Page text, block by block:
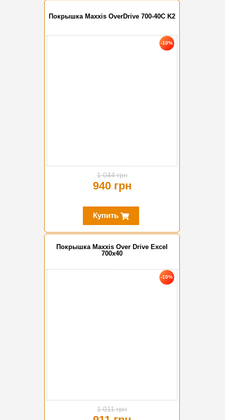
Покрышка Maxxis OverDrive 700-40C K2
-10%
1 044 грн
940 грн
Купить
Покрышка Maxxis Over Drive Excel
700x40
-10%
1 011 грн